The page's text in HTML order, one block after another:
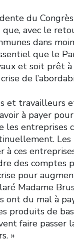
du
que, avec le
dans
que le
et soit prêt
de
et travailleurs
à payer
les entreprises
à ces
des comptes
pour
Madame
ont du mal à
produits de
faire passer
»